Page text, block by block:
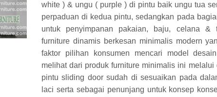
white ) & ungu ( purple ) di pintu baik ungu tua
perpaduan di kedua pintu, sedangkan pada
untuk penyimpanan pakaian, baju, celana &
furniture dinamis berkesan minimalis modern
faktor pilihan konsumen mencari model
melihat dari produk furniture minimalis ini
pintu sliding door sudah di sesuaikan pada
laci serta sebagai penunjang untuk konsep